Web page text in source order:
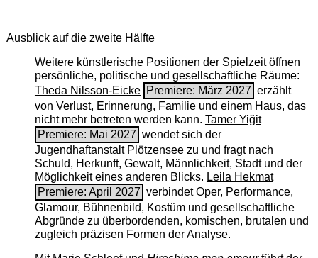
Ausblick auf die zweite Hälfte
Weitere künstlerische Positionen der Spielzeit öffnen
persönliche, politische und gesellschaftliche Räume:
Theda Nilsson-Eicke Premiere: März 2027 erzählt
von Verlust, Erinnerung, Familie und einem Haus, das
nicht mehr betreten werden kann. Tamer Yiğit
Premiere: Mai 2027 wendet sich der
Jugendhaftanstalt Plötzensee zu und fragt nach
Schuld, Herkunft, Gewalt, Männlichkeit, Stadt und der
Möglichkeit eines anderen Blicks. Leila Hekmat
Premiere: April 2027 verbindet Oper, Performance,
Glamour, Bühnenbild, Kostüm und gesellschaftliche
Abgründe zu überbordenden, komischen, brutalen und
zugleich präzisen Formen der Analyse.